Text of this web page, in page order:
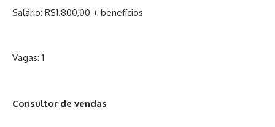
Salário: R$1.800,00 + benefícios
Vagas: 1
Consultor de vendas